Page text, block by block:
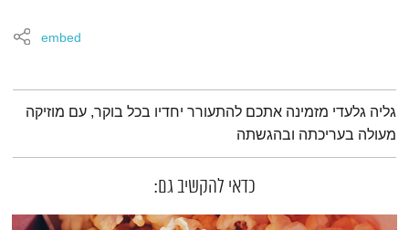
embed
תמצית הפודקאסט
גליה גלעדי מזמינה אתכם להתעורר יחדיו בכל בוקר, עם מוזיקה
מעולה בעריכתה ובהגשתה
כדאי להקשיב גם: